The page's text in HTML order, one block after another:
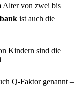
Alter von zwei bis
ist auch die
Kindern sind die
Q-Faktor genannt –